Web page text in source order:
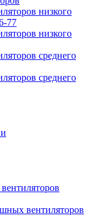
низкого
77
низкого
среднего
среднего
вентиляторов